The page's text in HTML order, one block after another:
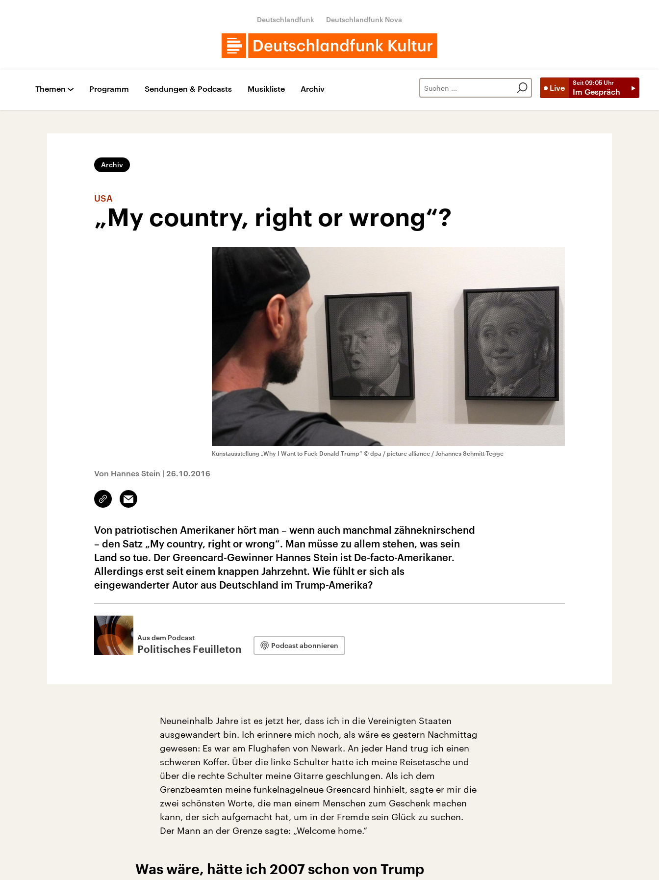
Deutschlandfunk Deutschlandfunk Nova
Live
Seit 09:05 Uhr
Im Gespräch
Themen Programm Sendungen & Podcasts Musikliste Archiv
Archiv
USA
„My country, right or wrong“?
Kunstausstellung „Why I Want to Fuck Donald Trump“ © dpa / picture alliance / Johannes Schmitt-Tegge
Von Hannes Stein | 26.10.2016
Link
kopieren/teilen
Email
Von patriotischen Amerikaner hört man – wenn auch manchmal zähneknirschend
– den Satz „My country, right or wrong“. Man müsse zu allem stehen, was sein
Land so tue. Der Greencard-Gewinner Hannes Stein ist De-facto-Amerikaner.
Allerdings erst seit einem knappen Jahrzehnt. Wie fühlt er sich als
eingewanderter Autor aus Deutschland im Trump-Amerika?
Aus dem Podcast
Politisches Feuilleton Podcast abonnieren
Neuneinhalb Jahre ist es jetzt her, dass ich in die Vereinigten Staaten
ausgewandert bin. Ich erinnere mich noch, als wäre es gestern Nachmittag
gewesen: Es war am Flughafen von Newark. An jeder Hand trug ich einen
schweren Koffer. Über die linke Schulter hatte ich meine Reisetasche und
über die rechte Schulter meine Gitarre geschlungen. Als ich dem
Grenzbeamten meine funkelnagelneue Greencard hinhielt, sagte er mir die
zwei schönsten Worte, die man einem Menschen zum Geschenk machen
kann, der sich aufgemacht hat, um in der Fremde sein Glück zu suchen.
Der Mann an der Grenze sagte: „Welcome home.“
Was wäre, hätte ich 2007 schon von Trump